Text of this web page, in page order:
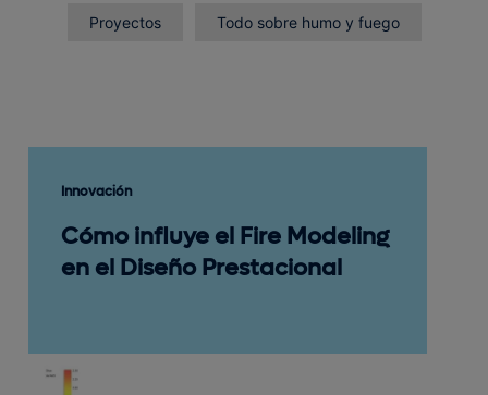
Proyectos Todo sobre humo y fuego
Innovación
Cómo influye el Fire Modeling
en el Diseño Prestacional